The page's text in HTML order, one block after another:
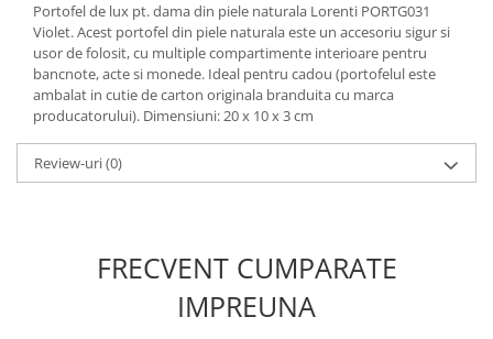
Portofel de lux pt. dama din piele naturala Lorenti PORTG031
Violet. Acest portofel din piele naturala este un accesoriu sigur si
usor de folosit, cu multiple compartimente interioare pentru
bancnote, acte si monede. Ideal pentru cadou (portofelul este
ambalat in cutie de carton originala branduita cu marca
producatorului). Dimensiuni: 20 x 10 x 3 cm
Review-uri(0)
FRECVENT CUMPARATE
IMPREUNA